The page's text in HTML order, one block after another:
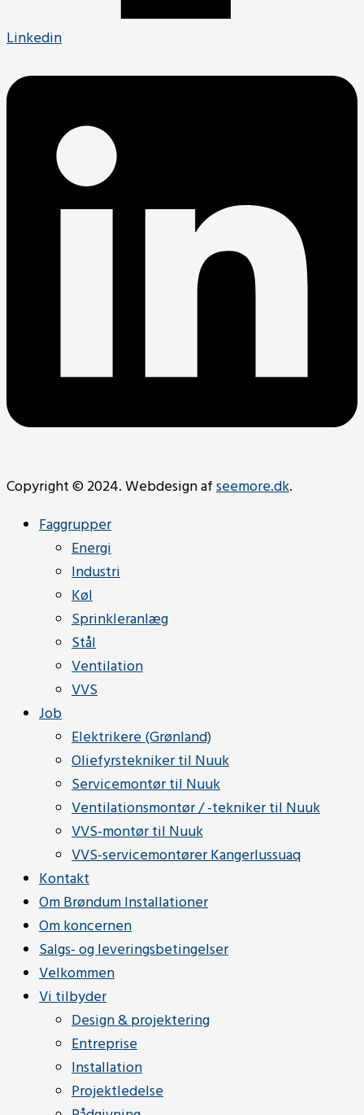
Linkedin
Copyright © 2024. Webdesign afseemore.dk.
Faggrupper
Energi
Industri
Køl
Sprinkleranlæg
Stål
Ventilation
VVS
Job
Elektrikere (Grønland)
Oliefyrstekniker til Nuuk
Servicemontør til Nuuk
Ventilationsmontør / -tekniker til Nuuk
VVS-montør til Nuuk
VVS-servicemontører Kangerlussuaq
Kontakt
Om Brøndum Installationer
Om koncernen
Salgs- og leveringsbetingelser
Velkommen
Vi tilbyder
Design & projektering
Entreprise
Installation
Projektledelse